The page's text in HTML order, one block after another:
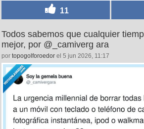
11
Todos sabemos que cualquier
mejor, por @_camiverg ara
por topogolforoedor el 5 jun 2026, 11:17